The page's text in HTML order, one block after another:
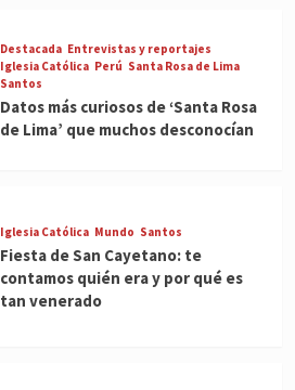
Destacada Entrevistas y reportajes
Iglesia Católica Perú Santa Rosa de Lima
Santos
Datos más curiosos de ‘Santa Rosa
de Lima’ que muchos desconocían
Iglesia Católica Mundo Santos
Fiesta de San Cayetano: te
contamos quién era y por qué es
tan venerado